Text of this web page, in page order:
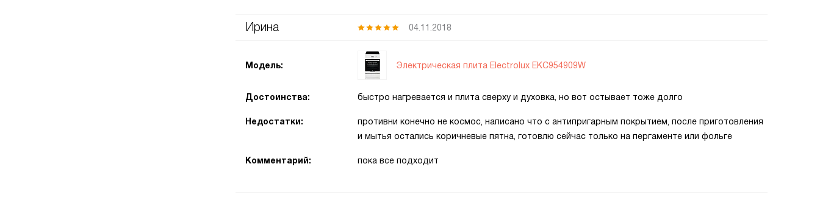
Ирина 04.11.2018
Модель: Электрическая плита Electrolux EKC954909W
Достоинства: быстро нагревается и плита сверху и духовка, но вот остывает тоже долго
Недостатки:
противни конечно не космос, написано что с антипригарным покрытием, после приготовления
и мытья остались коричневые пятна, готовлю сейчас только на пергаменте или фольге
Комментарий: пока все подходит